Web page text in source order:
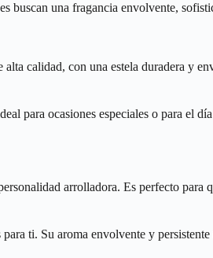
buscan una fragancia envolvente,
calidad, con una estela duradera y
para ocasiones especiales o para el
arrolladora. Es perfecto para
ti. Su aroma envolvente y